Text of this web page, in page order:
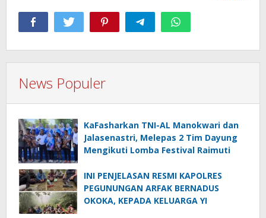
News Populer
KaFasharkan TNI-AL Manokwari dan
Jalasenastri, Melepas 2 Tim Dayung
Mengikuti Lomba Festival Raimuti
INI PENJELASAN RESMI KAPOLRES
PEGUNUNGAN ARFAK BERNADUS
OKOKA, KEPADA KELUARGA YI